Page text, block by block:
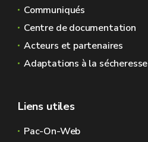
Communiqués
Centre de documentation
Acteurs et partenaires
Adaptations à la sécheresse
Liens utiles
Pac-On-Web